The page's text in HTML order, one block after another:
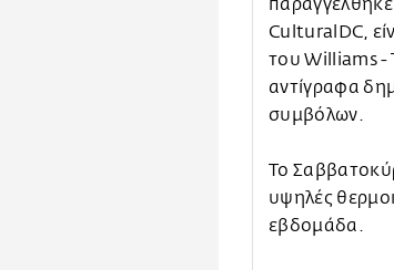
CulturalDC,
του Williams -
αντίγραφα
συμβόλων.
Το
υψηλές
εβδομάδα.